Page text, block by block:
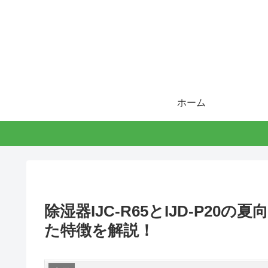
ホーム
除湿器IJC-R65とIJD-P20の夏
た特徴を解説！